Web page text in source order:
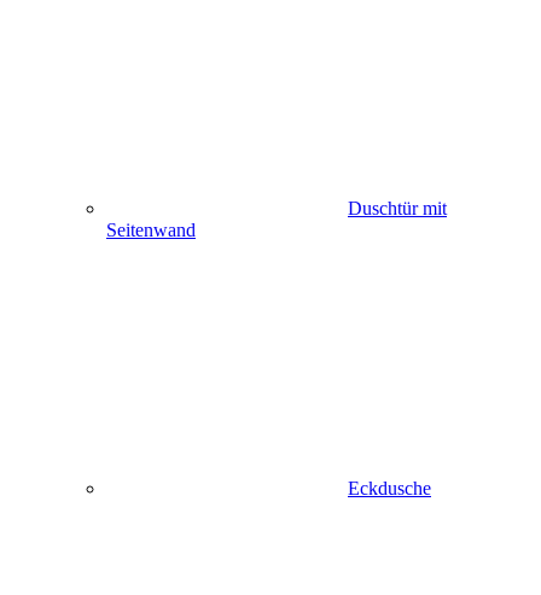
Duschtür mit
Seitenwand
Eckdusche